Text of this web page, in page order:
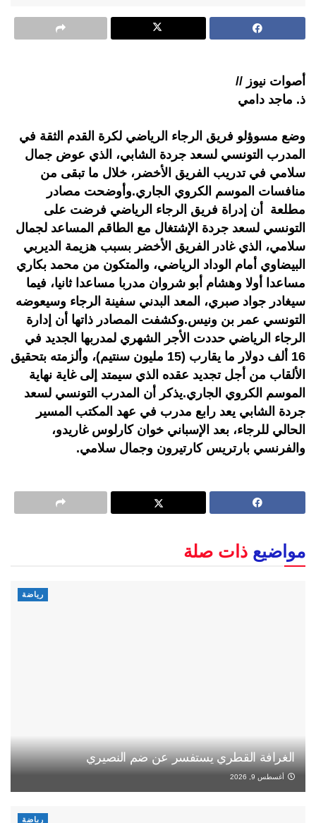
أصوات نيوز //
ذ. ماجد دامي
وضع مسوؤلو فريق الرجاء الرياضي لكرة القدم الثقة في
المدرب التونسي لسعد جردة الشابي، الذي عوض جمال
سلامي في تدريب الفريق الأخضر، خلال ما تبقى من
منافسات الموسم الكروي الجاري.وأوضحت مصادر
مطلعة أن إدراة فريق الرجاء الرياضي فرضت على
التونسي لسعد جردة الإشتغال مع الطاقم المساعد لجمال
سلامي، الذي غادر الفريق الأخضر بسبب هزيمة الديربي
البيضاوي أمام الوداد الرياضي، والمتكون من محمد بكاري
مساعدا أولا وهشام أبو شروان مدربا مساعدا ثانيا، فيما
سيغادر جواد صبري، المعد البدني سفينة الرجاء وسيعوضه
التونسي عمر بن ونيس.وكشفت المصادر ذاتها أن إدارة
الرجاء الرياضي حددت الأجر الشهري لمدربها الجديد في
16 ألف دولار ما يقارب (15 مليون سنتيم)، وألزمته بتحقيق
الألقاب من أجل تجديد عقده الذي سيمتد إلى غاية نهاية
الموسم الكروي الجاري.يذكر أن المدرب التونسي لسعد
جردة الشابي يعد رابع مدرب في عهد المكتب المسير
الحالي للرجاء، بعد الإسباني خوان كارلوس غاريدو،
والفرنسي بارتريس كارتيرون وجمال سلامي.
مواضيع ذات صلة
رياضة
الغرافة القطري يستفسر عن ضم النصيري
أغسطس 9, 2026
رياضة